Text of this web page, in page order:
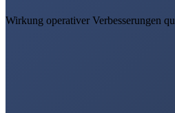
Wirkung operativer Verbesserungen